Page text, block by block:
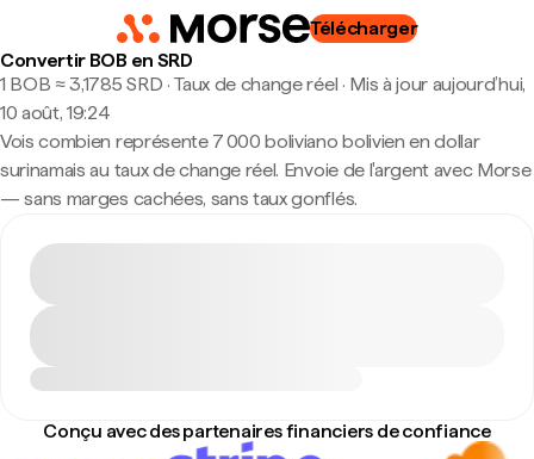
Télécharger
Convertir BOB en SRD
1 BOB ≈ 3,1785 SRD · Taux de change réel · Mis à jour aujourd’hui,
10 août, 19:24
Vois combien représente 7 000 boliviano bolivien en dollar
surinamais au taux de change réel. Envoie de l'argent avec Morse
— sans marges cachées, sans taux gonflés.
Conçu avec des partenaires financiers de confiance